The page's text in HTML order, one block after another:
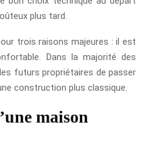
plus tard.
trois raisons majeures : il est
Dans la majorité des
futurs propriétaires de passer
construction plus classique.
maison